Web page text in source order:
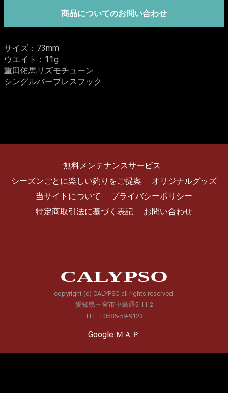
商品についてのお問い合わせ
サイズ：73mm
ウエイト：11g
重田佑馬リズモチューン
シングルバーブレスフック
無料メンテナンスサービス
シーズンごとに楽しい釣りをご提案
オリジナルグッズ
当サイトについて
プライバシーポリシー
特定商取引法に基づく表記
お問い合わせ
CALYPSO
copyright (c) CALYPSO all rights reserved.
愛知県一宮市中島通5-11-2
TEL：0586-59-9123
Google ＭＡＰ